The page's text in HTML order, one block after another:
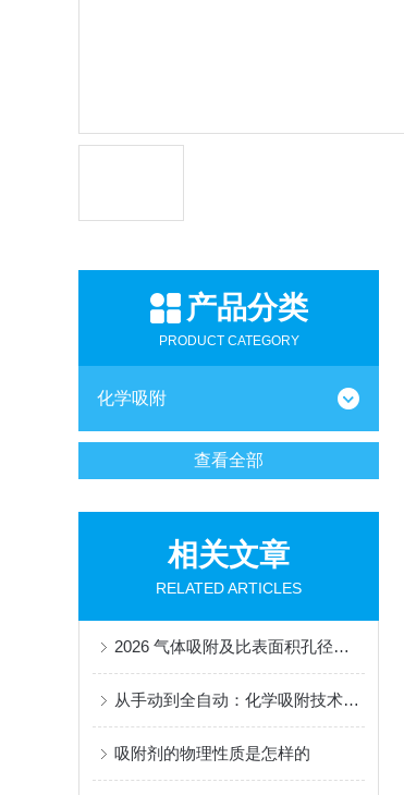
产品分类
PRODUCT CATEGORY
化学吸附
查看全部
相关文章
RELATED ARTICLES
2026 气体吸附及比表面积孔径分析仪采购市场调研报告
从手动到全自动：化学吸附技术的智能化转型与挑战
吸附剂的物理性质是怎样的